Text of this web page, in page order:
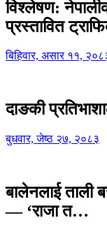
विश्लेषण:
प्रस्तावित
बिहिवार, असार ११,
दाङकी
बुधवार, जेष्ठ २७, २०८३
बालेनलाई ताली
— ‘राजा त…